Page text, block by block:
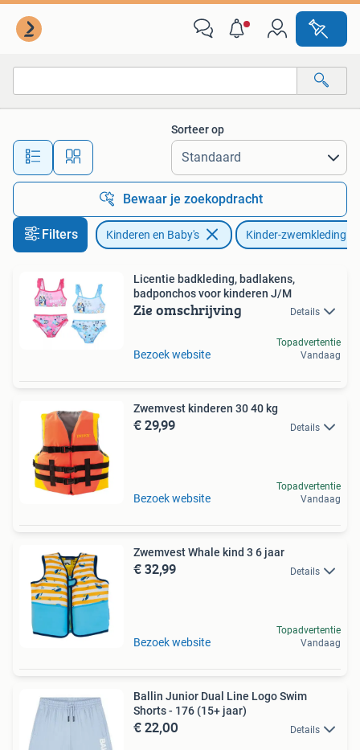
Alle afstanden…
Sorteer op
Bewaar je zoekopdracht
Filters Kinderen en Baby's Kinder-zwemkleding
Licentie badkleding, badlakens,
badponchos voor kinderen J/M
Zie omschrijving Details
Bezoek website
Topadvertentie
Vandaag
Zwemvest kinderen 30 40 kg
€ 29,99 Details
Bezoek website
Topadvertentie
Vandaag
Zwemvest Whale kind 3 6 jaar
€ 32,99 Details
Bezoek website
Topadvertentie
Vandaag
Ballin Junior Dual Line Logo Swim
Shorts - 176 (15+ jaar)
€ 22,00 Details